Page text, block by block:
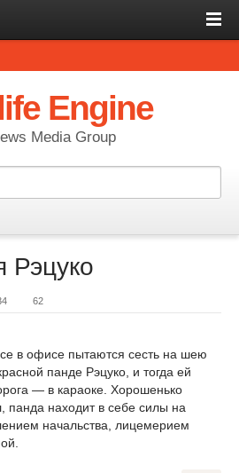
Engine
Media Group
Рэцуко
62
в офисе пытаются сесть на шею
панде Рэцуко, и тогда ей
— в караоке. Хорошенько
панда находит в себе силы на
начальства, лицемерием